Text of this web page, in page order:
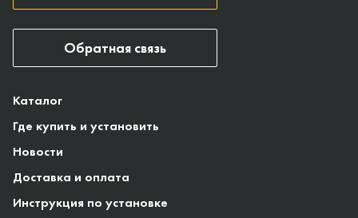
Каталог
Где купить и установить
Новости
Доставка и оплата
Инструкция по установке
Обратная связь